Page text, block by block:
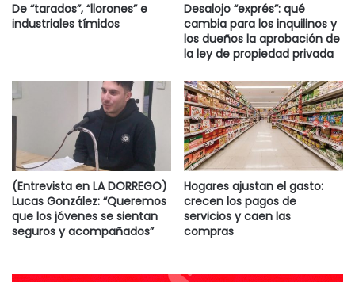
De “tarados”, “llorones” e
industriales tímidos
Desalojo “exprés”: qué
cambia para los inquilinos y
los dueños la aprobación de
la ley de propiedad privada
(Entrevista en LA DORREGO)
Lucas González: “Queremos
que los jóvenes se sientan
seguros y acompañados”
Hogares ajustan el gasto:
crecen los pagos de
servicios y caen las
compras